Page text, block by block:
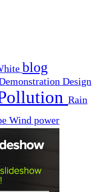
blog
Design
Rain
Wind power